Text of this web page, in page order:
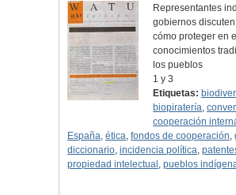
Representantes
gobiernos
cómo proteger en
conocimientos
los pueblos
1 y 3
Etiquetas:
biopiratería,
cooperación
España, ética, fondos de cooperación,
diccionario, incidencia política,
propiedad intelectual , pueblos